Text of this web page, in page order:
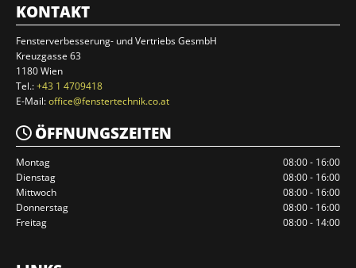
KONTAKT
Fensterverbesserung- und Vertriebs GesmbH
Kreuzgasse 63
1180 Wien
Tel.:+43 1 4709418
E-Mail:office@fenstertechnik.co.at
ÖFFNUNGSZEITEN
Montag
08:00 - 16:00
Dienstag
08:00 - 16:00
Mittwoch
08:00 - 16:00
Donnerstag
08:00 - 16:00
Freitag
08:00 - 14:00